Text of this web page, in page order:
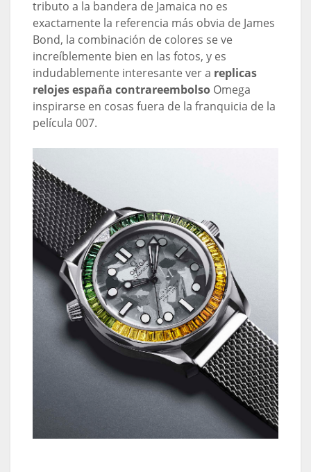
tributo a la bandera de Jamaica no es
exactamente la referencia más obvia de James
Bond, la combinación de colores se ve
increíblemente bien en las fotos, y es
indudablemente interesante ver a replicas
relojes españa contrareembolsoOmega
inspirarse en cosas fuera de la franquicia de la
película 007.